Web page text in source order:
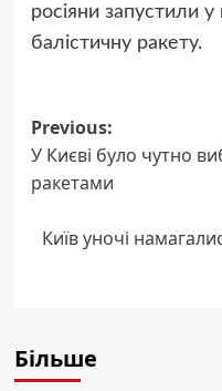
росіяни запустили
балістичну ракету.
Post
navigation
Previous:
У Києві було чутно
ракетами
Київ уночі
Більше